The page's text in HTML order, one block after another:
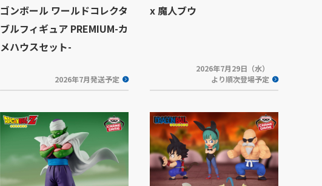
ゴンボール ワールドコレクタ
ブルフィギュア PREMIUM-カ
メハウスセット-
2026年7月発送予定
x 魔人ブウ
2026年7月29日（水）
より順次登場予定